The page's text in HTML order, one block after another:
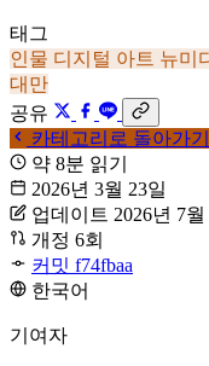
태그
인물 디지털 아트 뉴미
대만
공유
카테고리로 돌아가기
약 8분 읽기
2026년 3월 23일
업데이트 2026년 7월
개정 6회
커밋 f74fbaa
한국어
기여자